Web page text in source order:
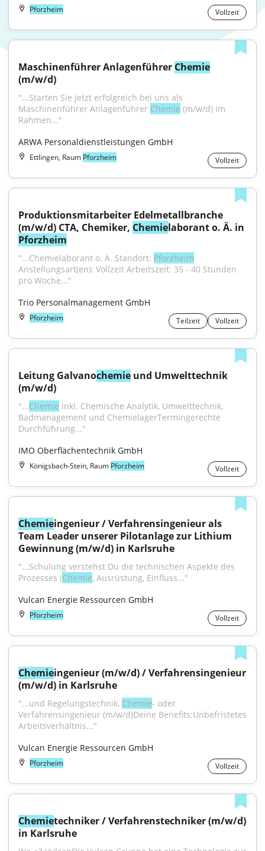
Pforzheim Vollzeit
Maschinenführer Anlagenführer Chemie
(m/w/d)
"...Starten Sie jetzt erfolgreich bei uns als
Maschinenführer Anlagenführer Chemie (m/w/d) im
Rahmen..."
ARWA Personaldienstleistungen GmbH
Ettlingen, Raum Pforzheim Vollzeit
Produktionsmitarbeiter Edelmetallbranche
(m/w/d) CTA, Chemiker, Chemie
Pforzheim
"...Chemielaborant o. Ä. Standort: Pforzheim
Anstellungsart(en): Vollzeit Arbeitszeit: 35 - 40 Stunden
pro Woche..."
Trio Personalmanagement GmbH
Pforzheim Teilzeit Vollzeit
Leitung Galvanochemie und Umwelttechnik
(m/w/d)
"...Chemie inkl. Chemische Analytik, Umwelttechnik,
Badmanagement und ChemielagerTermingerechte
Durchführung..."
IMO Oberflächentechnik GmbH
Königsbach-Stein, Raum Pforzheim Vollzeit
Chemieingenieur / Verfahrensingenieur als
Team Leader unserer Pilotanlage zur Lithium
Gewinnung (m/w/d) in Karlsruhe
"...Schulung verstehst Du die technischen Aspekte des
Prozesses (Chemie, Ausrüstung, Einfluss..."
Vulcan Energie Ressourcen GmbH
Pforzheim Vollzeit
Chemieingenieur (m/w/d) / Verfahrensingenieur
(m/w/d) in Karlsruhe
"...und Regelungstechnik, Chemie- oder
Verfahrensingenieur (m/w/d)Deine Benefits:Unbefristetes
Arbeitsverhältnis..."
Vulcan Energie Ressourcen GmbH
Pforzheim Vollzeit
Chemietechniker / Verfahrenstechniker (m/w/d)
in Karlsruhe